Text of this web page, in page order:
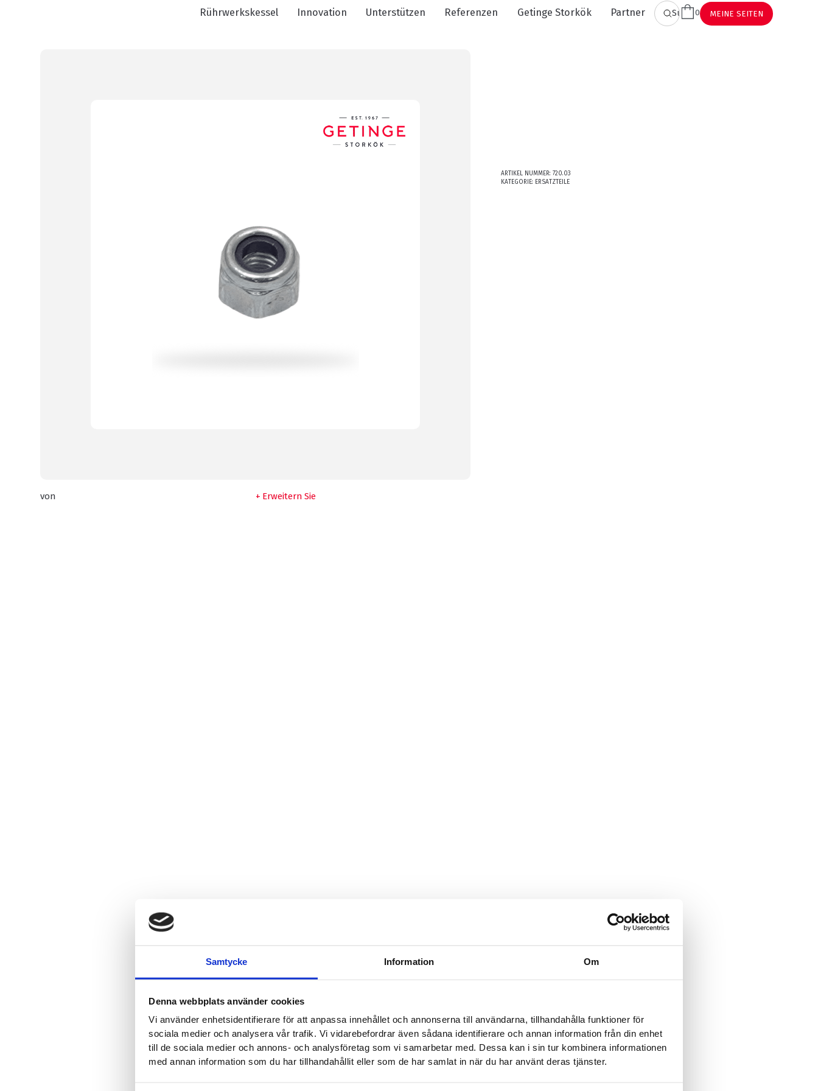
Samtycke Information Om
Denna webbplats använder cookies
Vi använder enhetsidentifierare för att anpassa innehållet och annonserna till användarna, tillhandahålla funktioner för
sociala medier och analysera vår trafik. Vi vidarebefordrar även sådana identifierare och annan information från din enhet
till de sociala medier och annons- och analysföretag som vi samarbetar med. Dessa kan i sin tur kombinera informationen
med annan information som du har tillhandahållit eller som de har samlat in när du har använt deras tjänster.
Rührwerkskessel Innovation Unterstützen Referenzen Getinge Storkök Partner SUCHEN
0 MEINE SEITEN
von Erweitern Sie
ARTIKEL NUMMER: 720.03
KATEGORIE: ERSATZTEILE
das Formular angezeigt wird.
E-Mail-Adresse *